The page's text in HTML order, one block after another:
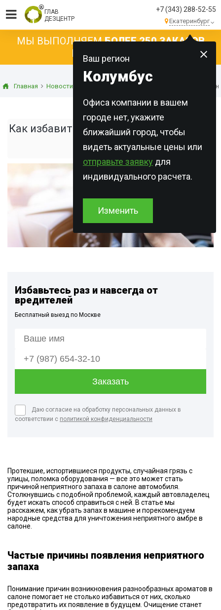
ГЛАВ
ДЕЗЦЕНТР
+7 (343) 288-52-55
Екатеринбург
Ваш регион
Колумбус
Офиса компании в вашем
городе нет, укажите
ближайший город, чтобы
видеть актуальные цены или
отправьте заявку для
индивидуального расчета.
Изменить
МЫ ВЫПОЛНЯЕМБОЛЕЕ 250 ЗАКАЗОВ
КАЖДЫЙ ДЕНЬ!
Главная Новости Статьи о дезинфекции Как избавиться от
Как избавиться от неприятного запаха
в машине
Избавьтесь раз и навсегда от
вредителей
Бесплатный выезд по Москве
Даю согласие на обработку персональных данных в
соответствии с политикой конфиденциальности
Протекшие, испортившиеся продукты, случайная грязь с
улицы, поломка оборудования — все это может стать
причиной неприятного запаха в салоне автомобиля.
Столкнувшись с подобной проблемой, каждый автовладелец
будет искать способ справиться с ней. В статье мы
расскажем, как убрать запах в машине и порекомендуем
народные средства для уничтожения неприятного амбре в
салоне.
Частые причины появления неприятного
запаха
Понимание причин возникновения разнообразных ароматов в
салоне помогает не столько избавиться от них, сколько
предотвратить их появление в будущем. Очищение станет